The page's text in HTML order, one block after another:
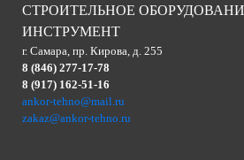
СТРОИТЕЛЬНОЕ
ИНСТРУМЕНТ
г. Самара, пр. Кирова, д. 255
8 (846) 277-17-78
8 (917) 162-51-16
ankor-tehno@mail.ru
zakaz@ankor-tehno.ru